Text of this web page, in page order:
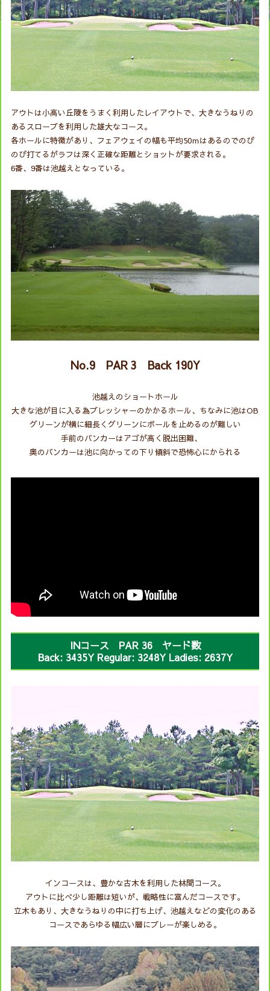
アウトは小高い丘陵をうまく利用したレイアウトで、大きなうねりの
あるスロープを利用した雄大なコース。
各ホールに特徴があり、フェアウェイの幅も平均50ｍはあるのでのび
のび打てるがラフは深く正確な距離とショットが要求される。
6番、9番は池越えとなっている。
No.9 PAR 3 Back 190Y
池越えのショートホール
大きな池が目に入る為プレッシャーのかかるホール、ちなみに池はOB
グリーンが横に細長くグリーンにボールを止めるのが難しい
手前のバンカーはアゴが高く脱出困難、
奥のバンカーは池に向かっての下り傾斜で恐怖心にかられる
INコース PAR 36 ヤード数
Back: 3435Y Regular: 3248Y Ladies: 2637Y
インコースは、豊かな古木を利用した林間コース。
アウトに比べ少し距離は短いが、戦略性に富んだコースです。
立木もあり、大きなうねりの中に打ち上げ、池越えなどの変化のある
コースであらゆる幅広い層にプレーが楽しめる。